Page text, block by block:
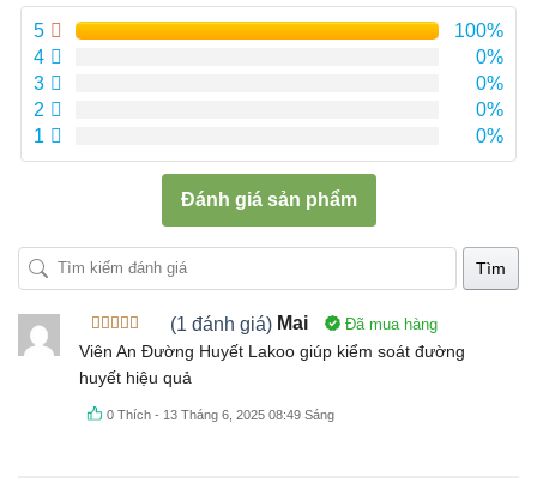
5
100%
4
0%
3
0%
2
0%
1
0%
Đánh giá sản phẩm
Tìm
Được xếp
hạng5 5
sao
(1 đánh giá) Mai Đã mua hàng
Viên An Đường Huyết Lakoo giúp kiểm soát đường
huyết hiệu quả
0 Thích - 13 Tháng 6, 2025 08:49 Sáng